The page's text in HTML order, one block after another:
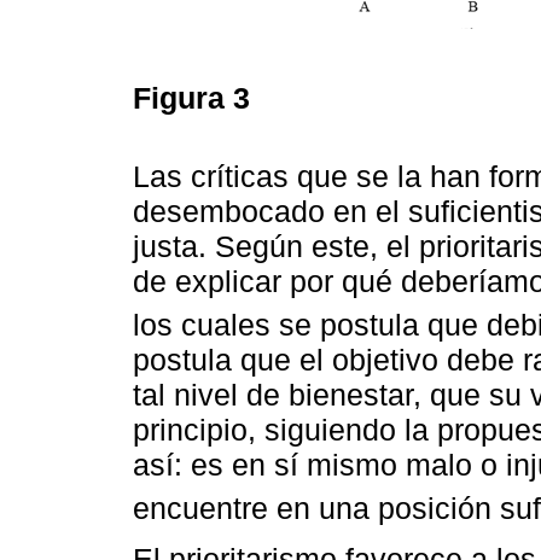
Figura 3
Las críticas que se la han
desembocado en el
justa. Según este, el
de explicar por qué
los cuales se postula que
postula que el objetivo debe
tal nivel de bienestar, que su
principio, siguiendo la
así: es en sí mismo malo o
encuentre en una posición